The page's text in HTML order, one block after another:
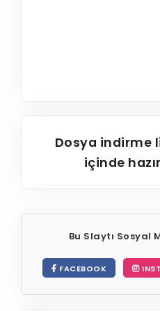
Dosya indirme
içinde
Bu Slaytı Sosyal
FACEBOOK